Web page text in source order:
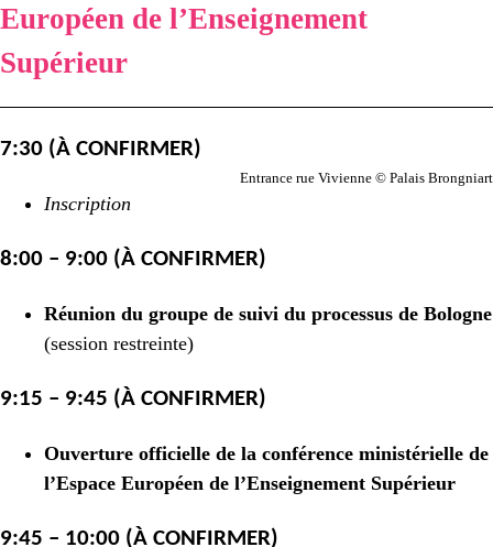
Européen de l’Enseignement
Supérieur
Entrance rue Vivienne © Palais Brongniart
7:30 (À CONFIRMER)
Inscription
8:00 – 9:00 (À CONFIRMER)
Réunion du groupe de suivi du processus de Bologne
(session restreinte)
9:15 – 9:45 (À CONFIRMER)
Ouverture officielle de la conférence ministérielle de
l’Espace Européen de l’Enseignement Supérieur
9:45 – 10:00 (À CONFIRMER)